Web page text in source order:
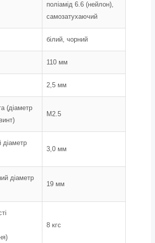
поліамід 6.6 (нейлон),
самозатухаючий
білий, чорний
110 мм
2,5 мм
(діаметр
М2.5
діаметр
3,0 мм
діаметр
19 мм
8 кгс